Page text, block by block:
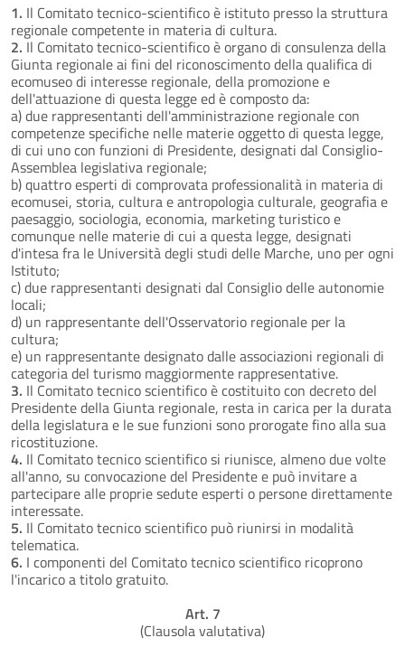
1. Il Comitato tecnico-scientifico è istituto presso la struttura
regionale competente in materia di cultura.
2. Il Comitato tecnico-scientifico è organo di consulenza della
Giunta regionale ai fini del riconoscimento della qualifica di
ecomuseo di interesse regionale, della promozione e
dell'attuazione di questa legge ed è composto da:
a) due rappresentanti dell'amministrazione regionale con
competenze specifiche nelle materie oggetto di questa legge,
di cui uno con funzioni di Presidente, designati dal Consiglio-
Assemblea legislativa regionale;
b) quattro esperti di comprovata professionalità in materia di
ecomusei, storia, cultura e antropologia culturale, geografia e
paesaggio, sociologia, economia, marketing turistico e
comunque nelle materie di cui a questa legge, designati
d'intesa fra le Università degli studi delle Marche, uno per ogni
Istituto;
c) due rappresentanti designati dal Consiglio delle autonomie
locali;
d) un rappresentante dell'Osservatorio regionale per la
cultura;
e) un rappresentante designato dalle associazioni regionali di
categoria del turismo maggiormente rappresentative.
3. Il Comitato tecnico scientifico è costituito con decreto del
Presidente della Giunta regionale, resta in carica per la durata
della legislatura e le sue funzioni sono prorogate fino alla sua
ricostituzione.
4. Il Comitato tecnico scientifico si riunisce, almeno due volte
all'anno, su convocazione del Presidente e può invitare a
partecipare alle proprie sedute esperti o persone direttamente
interessate.
5. Il Comitato tecnico scientifico può riunirsi in modalità
telematica.
6. I componenti del Comitato tecnico scientifico ricoprono
l'incarico a titolo gratuito.
Art. 7
(Clausola valutativa)